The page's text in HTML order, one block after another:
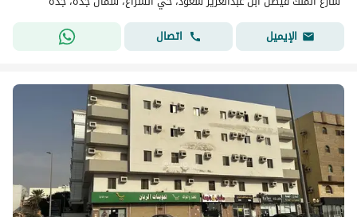
الإيميل
اتصال